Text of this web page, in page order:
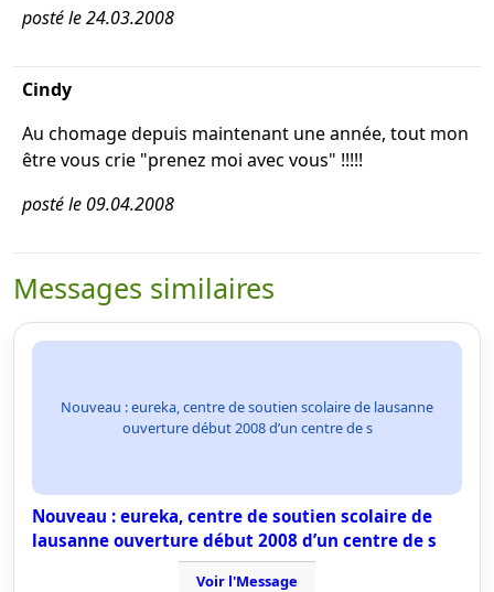
posté le 24.03.2008
Cindy
Au chomage depuis maintenant une année, tout mon
être vous crie "prenez moi avec vous" !!!!!
posté le 09.04.2008
Messages similaires
Nouveau : eureka, centre de soutien scolaire de lausanne
ouverture début 2008 d’un centre de s
Nouveau : eureka, centre de soutien scolaire de
lausanne ouverture début 2008 d’un centre de s
Voir l'Message